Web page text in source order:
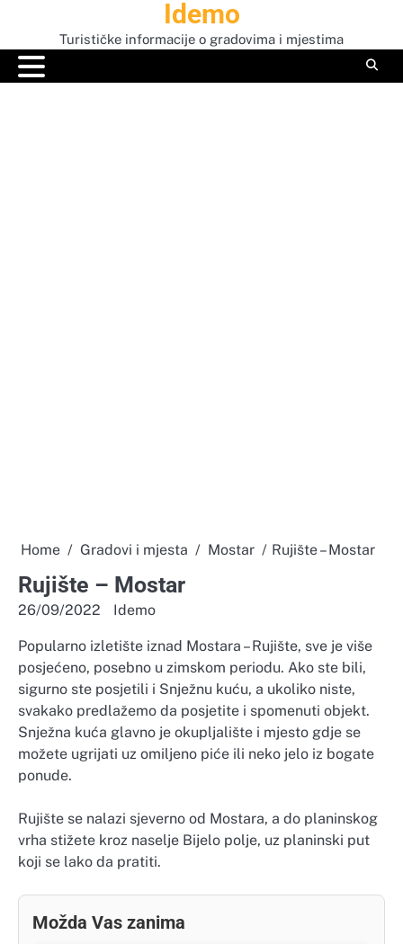
content
Idemo
Turističke informacije o gradovima i mjestima
Home Gradovi i mjesta Mostar Rujište – Mostar
Rujište – Mostar
26/09/2022 Idemo
Popularno izletište iznad Mostara – Rujište, sve je više
posjećeno, posebno u zimskom periodu. Ako ste bili,
sigurno ste posjetili i Snježnu kuću, a ukoliko niste,
svakako predlažemo da posjetite i spomenuti objekt.
Snježna kuća glavno je okupljalište i mjesto gdje se
možete ugrijati uz omiljeno piće ili neko jelo iz bogate
ponude.
Rujište se nalazi sjeverno od Mostara, a do planinskog
vrha stižete kroz naselje Bijelo polje, uz planinski put
koji se lako da pratiti.
Možda Vas zanima